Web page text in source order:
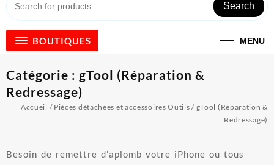
Search
BOUTIQUES MENU
Catégorie : gTool (Réparation &
Redressage)
Accueil / Pièces détachées et accessoires Outils / gTool (Réparation &
Redressage)
Besoin de remettre d’aplomb votre iPhone ou tous